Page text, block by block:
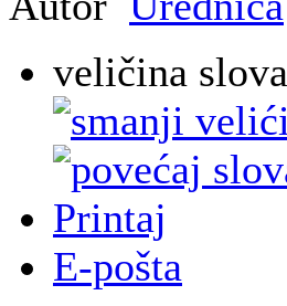
veličina slova
Printaj
E-pošta